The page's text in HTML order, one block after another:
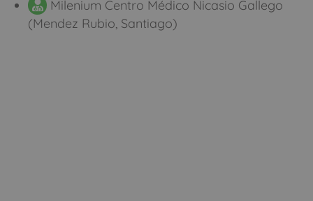
Milenium Centro Médico Nicasio Gallego
(Mendez Rubio, Santiago)